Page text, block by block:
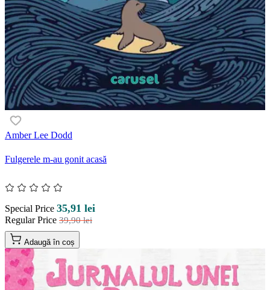
Amber Lee Dodd
Fulgerele m-au gonit acasă
Special Price 35,91 lei
Regular Price 39,90 lei
Adaugă în coș